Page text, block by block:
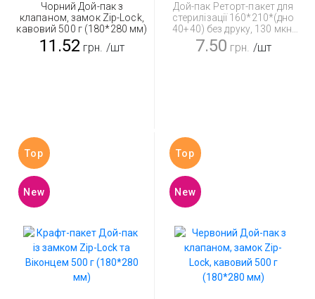
Чорний Дой-пак з
клапаном, замок Zip-Lock,
кавовий 500 г (180*280 мм)
11.52 грн. /шт
Дой-пак Реторт-пакет для
стерилізації 160*210*(дно
40+40) без друку, 130 мкн,
500 г
7.50 грн. /шт
Top
New
Top
New